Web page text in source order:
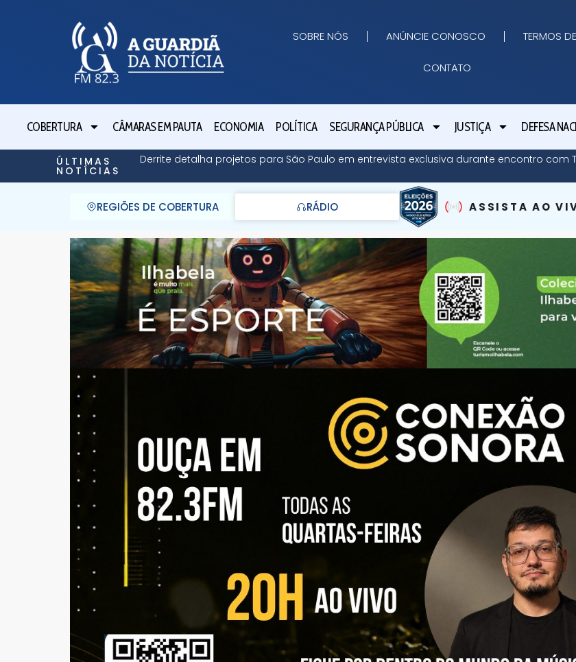
SOBRE NÓS ANÚNCIE CONOSCO TERMOS
CONTATO
COBERTURA CÂMARAS EM PAUTA ECONOMIA POLÍTICA SEGURANÇA PÚBLICA JUSTIÇA DEFESA
ÚLTIMAS
NOTÍCIAS
Derrite detalha projetos para São Paulo em entrevista exclusiva durante encontro com
REGIÕES DE COBERTURA RÁDIO ASSISTA AO